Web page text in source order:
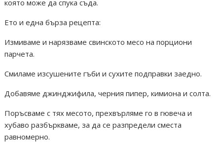
която може да спука съда.
Ето и една бърза рецепта:
Измиваме и нарязваме свинското месо на порциони
парчета.
Смиламе изсушените гъби и сухите подправки заедно.
Добавяме джинджифила, черния пипер, кимиона и солта.
Поръсваме с тях месото, прехвърляме го в гювеча и
хубаво разбъркваме, за да се разпредели сместа
равномерно.